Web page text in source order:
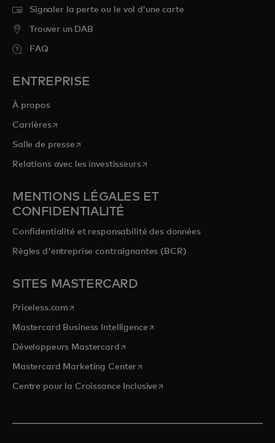
Signaler la perte ou le vol d’une carte
Trouver un DAB
FAQ
ENTREPRISE
À propos
Carrièress’ouvre dans un nouvel onglet
Salle de presses’ouvre dans un nouvel onglet
Relations avec les investisseurss’ouvre dans un nouvel onglet
MENTIONS LÉGALES ET
CONFIDENTIALITÉ
Confidentialité et responsabilité des données
Règles d'entreprise contraignantes (BCR)
SITES MASTERCARD
Priceless.com s’ouvre dans un nouvel onglet
Mastercard Business Intelligences’ouvre dans un nouvel onglet
Développeurs Mastercards’ouvre dans un nouvel onglet
Mastercard Marketing Centers’ouvre dans un nouvel onglet
Centre pour la Croissance Inclusive s’ouvre dans un nouvel